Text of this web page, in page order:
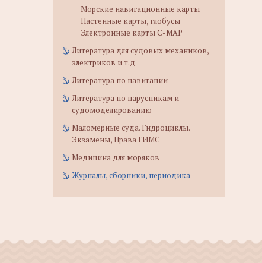
Морские навигационные карты
Настенные карты, глобусы
Электронные карты C-MAP
Литература для судовых механиков,
электриков и т.д
Литература по навигации
Литература по парусникам и
судомоделированию
Маломерные суда. Гидроциклы.
Экзамены, Права ГИМС
Медицина для моряков
Журналы, сборники, периодика